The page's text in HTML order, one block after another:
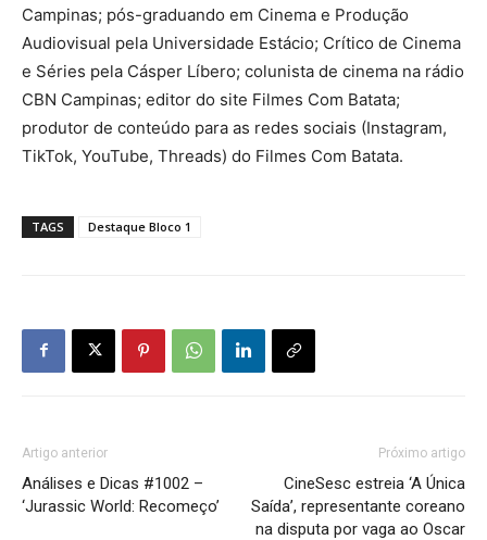
Campinas; pós-graduando em Cinema e Produção
Audiovisual pela Universidade Estácio; Crítico de Cinema
e Séries pela Cásper Líbero; colunista de cinema na rádio
CBN Campinas; editor do site Filmes Com Batata;
produtor de conteúdo para as redes sociais (Instagram,
TikTok, YouTube, Threads) do Filmes Com Batata.
TAGS Destaque Bloco 1
Artigo anterior
Análises e Dicas #1002 –
‘Jurassic World: Recomeço’
Próximo artigo
CineSesc estreia ‘A Única
Saída’, representante coreano
na disputa por vaga ao Oscar